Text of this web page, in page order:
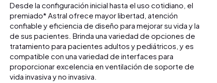
Desde la configuración inicial hasta el uso cotidiano, el
premiado* Astral ofrece mayor libertad, atención
confiable y eficiencia de diseño para mejorar su vida y la
de sus pacientes. Brinda una variedad de opciones de
tratamiento para pacientes adultos y pediátricos, y es
compatible con una variedad de interfaces para
proporcionar excelencia en ventilación de soporte de
vida invasiva y no invasiva.